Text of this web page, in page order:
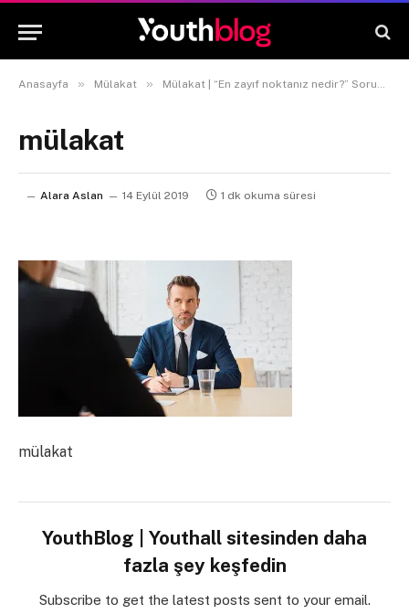
Anasayfa » Mülakat » Mülakat | “En zayıf noktanız nedir?” Sorusuna Verebileceğiniz Cevaplar!
mülakat
Alara Aslan 14 Eylül 2019 1 dk okuma süresi
mülakat
YouthBlog | Youthall sitesinden daha
fazla şey keşfedin
Subscribe to get the latest posts sent to your email.